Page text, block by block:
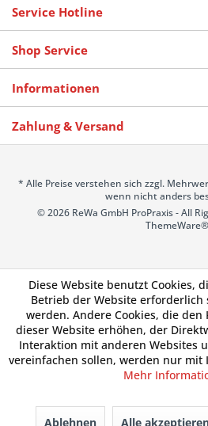
Service Hotline
Shop Service
Informationen
Zahlung & Versand
* Alle Preise verstehen sich zzgl.
wenn nicht anders
© 2026 ReWa GmbH ProPraxis - All
ThemeWare®
Diese Website benutzt Cookies,
Betrieb der Website erforderlich
werden. Andere Cookies, die
dieser Website erhöhen, der
Interaktion mit anderen Websites
vereinfachen sollen, werden nur mit
Mehr
Ablehnen Alle